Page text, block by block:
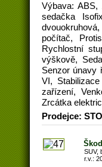
Výbava: ABS,
sedačka
počítač,
Rychlostní
výškově,
Senzor únavy
VI,
zařízení,
Zrcátka
Prodejce:
SUV,
r.v.: